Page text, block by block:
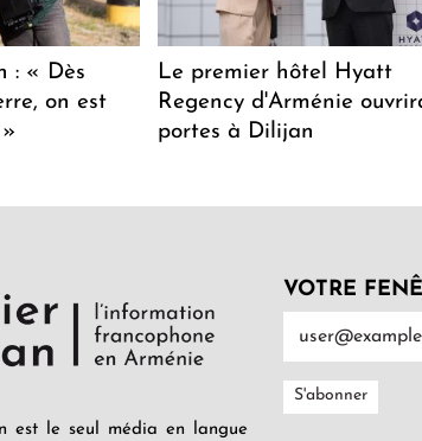
: « Dès
on est
Le premier hôtel Hyatt
Regency d'Arménie
portes à Dilijan
est le seul média en langue
VOTRE